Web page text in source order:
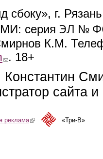
сбоку», г.
серия ЭЛ №
К.М.
(link sends e-mail)
. 18+
Константин
сайта
реклама(link is external)«Три-В»